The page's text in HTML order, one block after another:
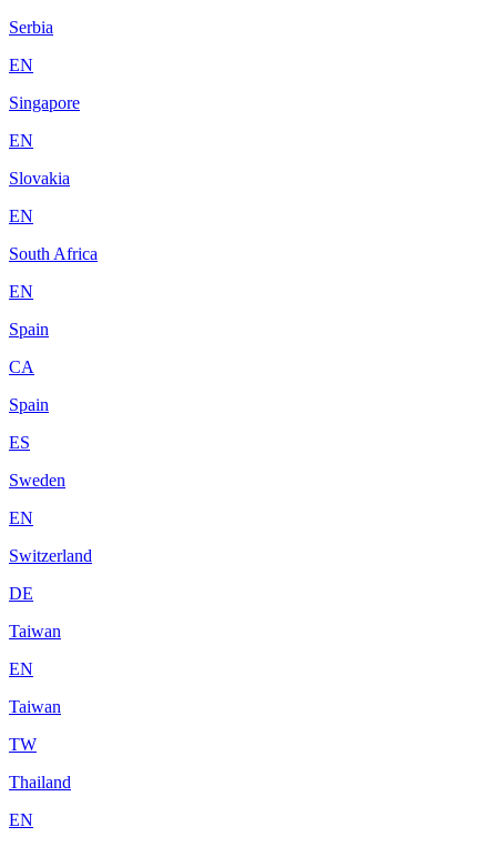
Serbia
EN
Singapore
EN
Slovakia
EN
South Africa
EN
Spain
CA
Spain
ES
Sweden
EN
Switzerland
DE
Taiwan
EN
Taiwan
TW
Thailand
EN